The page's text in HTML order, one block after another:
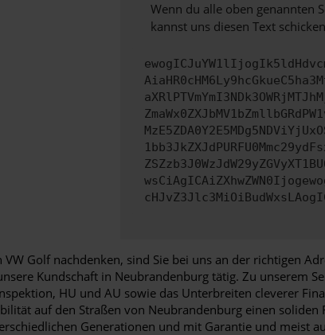
Wenn du alle oben genannten
kannst uns diesen Text
Golf nachdenken, sind Sie bei uns an der richtigen
Kundschaft in Neubrandenburg tätig. Zu unserem
HU und AU sowie das Unterbreiten cleverer
auf den Straßen von Neubrandenburg einen
Generationen und mit Garantie und meist